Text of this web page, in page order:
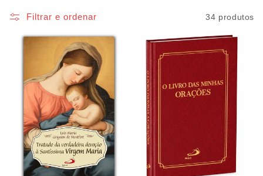
l
Filtrar e ordenar 34 produtos